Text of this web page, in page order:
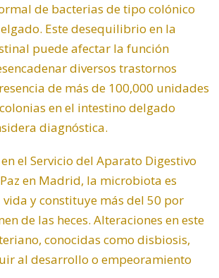
de bacterias de tipo colónico
Este desequilibrio en la
puede afectar la función
diversos trastornos
de más de 100,000 unidades
en el intestino delgado
diagnóstica.
el Servicio del Aparato Digestivo
en Madrid, la microbiota es
y constituye más del 50 por
de las heces. Alteraciones en este
conocidas como disbiosis,
al desarrollo o empeoramiento